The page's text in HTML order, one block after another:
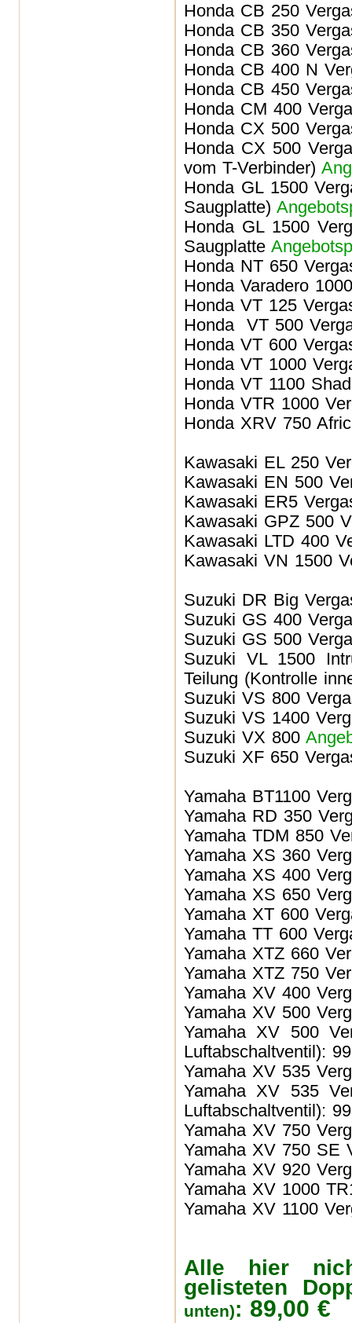
Honda CB 250
Honda CB 350
Honda CB 360
Honda CB 400 N
Honda CB 450
Honda CM 400
Honda CX 500
Honda CX 500
vom T-Verbinder)
Honda GL 1500
Saugplatte)
Honda GL 1500
Saugplatte
Honda NT 650
Honda Varadero
Honda VT 125
Honda VT 500
Honda VT 600
Honda VT 1000
Honda VT 1100
Honda VTR 1000
Honda XRV 750
Kawasaki EL 250
Kawasaki EN 500
Kawasaki ER5
Kawasaki GPZ 500
Kawasaki LTD 400
Kawasaki VN 1500
Suzuki DR Big
Suzuki GS 400
Suzuki GS 500
Suzuki VL 1500
Teilung (Kontrolle
Suzuki VS 800
Suzuki VS 1400
Suzuki VX 800
Suzuki XF 650
Yamaha BT1100
Yamaha RD 350
Yamaha TDM 850
Yamaha XS 360
Yamaha XS 400
Yamaha XS 650
Yamaha XT 600
Yamaha TT 600
Yamaha XTZ 660
Yamaha XTZ 750
Yamaha XV 400
Yamaha XV 500
Yamaha XV 500
Luftabschaltventil):
Yamaha XV 535
Yamaha XV 535
Luftabschaltventil):
Yamaha XV 750
Yamaha XV 750 SE
Yamaha XV 920
Yamaha XV 1000
Yamaha XV 1100
Alle hier
gelisteten
unten): 89,00 €